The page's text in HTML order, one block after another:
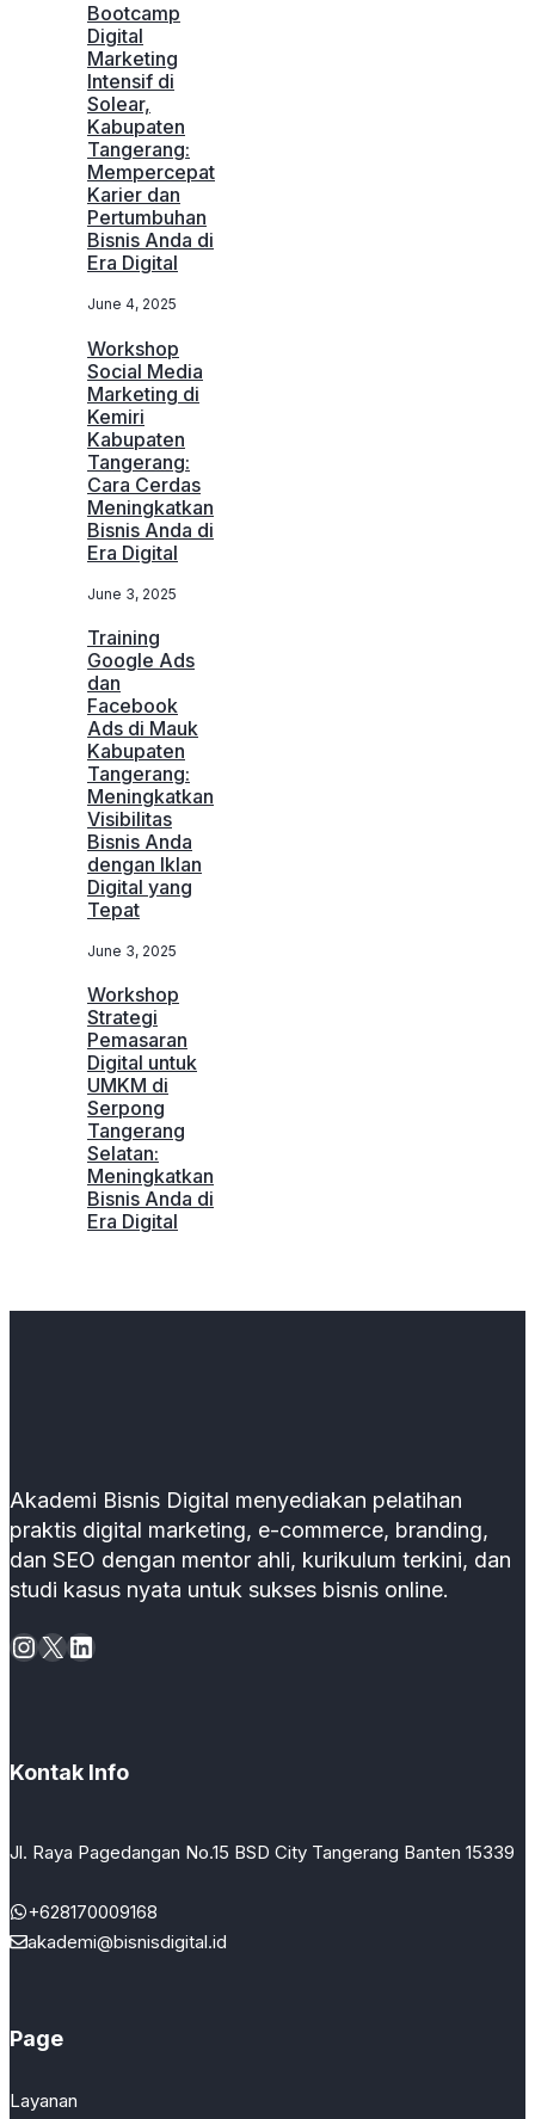
Bootcamp
Digital
Marketing
Intensif di
Solear,
Kabupaten
Tangerang:
Mempercepat
Karier dan
Pertumbuhan
Bisnis Anda di
Era Digital
June 4, 2025
Workshop
Social Media
Marketing di
Kemiri
Kabupaten
Tangerang:
Cara Cerdas
Meningkatkan
Bisnis Anda di
Era Digital
June 3, 2025
Training
Google Ads
dan
Facebook
Ads di Mauk
Kabupaten
Tangerang:
Meningkatkan
Visibilitas
Bisnis Anda
dengan Iklan
Digital yang
Tepat
June 3, 2025
Workshop
Strategi
Pemasaran
Digital untuk
UMKM di
Serpong
Tangerang
Selatan:
Meningkatkan
Bisnis Anda di
Era Digital
Akademi Bisnis Digital menyediakan pelatihan
praktis digital marketing, e-commerce, branding,
dan SEO dengan mentor ahli, kurikulum terkini, dan
studi kasus nyata untuk sukses bisnis online.
Instagram
X LinkedIn
Kontak Info
Jl. Raya Pagedangan No.15 BSD City Tangerang Banten 15339
+628170009168
akademi@bisnisdigital.id
Page
Layanan